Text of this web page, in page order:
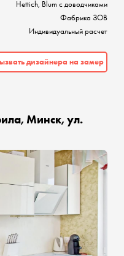
Hettich, Blum с доводчиками
Фабрика ЗОВ
Индивидуальный расчет
дизайнера на замер
Минск, ул.